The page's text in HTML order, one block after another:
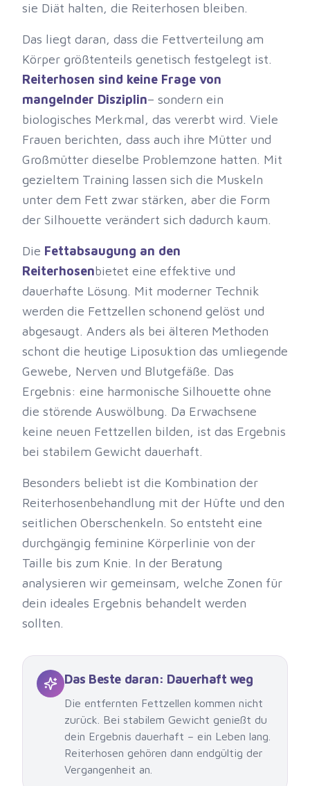
sie Diät halten, die Reiterhosen bleiben.
Das liegt daran, dass die Fettverteilung am
Körper größtenteils genetisch festgelegt ist.
Reiterhosen sind keine Frage von
mangelnder Disziplin– sondern ein
biologisches Merkmal, das vererbt wird. Viele
Frauen berichten, dass auch ihre Mütter und
Großmütter dieselbe Problemzone hatten. Mit
gezieltem Training lassen sich die Muskeln
unter dem Fett zwar stärken, aber die Form
der Silhouette verändert sich dadurch kaum.
Die Fettabsaugung an den
Reiterhosenbietet eine effektive und
dauerhafte Lösung. Mit moderner Technik
werden die Fettzellen schonend gelöst und
abgesaugt. Anders als bei älteren Methoden
schont die heutige Liposuktion das umliegende
Gewebe, Nerven und Blutgefäße. Das
Ergebnis: eine harmonische Silhouette ohne
die störende Auswölbung. Da Erwachsene
keine neuen Fettzellen bilden, ist das Ergebnis
bei stabilem Gewicht dauerhaft.
Besonders beliebt ist die Kombination der
Reiterhosenbehandlung mit der Hüfte und den
seitlichen Oberschenkeln. So entsteht eine
durchgängig feminine Körperlinie von der
Taille bis zum Knie. In der Beratung
analysieren wir gemeinsam, welche Zonen für
dein ideales Ergebnis behandelt werden
sollten.
Das Beste daran: Dauerhaft weg
Die entfernten Fettzellen kommen nicht
zurück. Bei stabilem Gewicht genießt du
dein Ergebnis dauerhaft – ein Leben lang.
Reiterhosen gehören dann endgültig der
Vergangenheit an.